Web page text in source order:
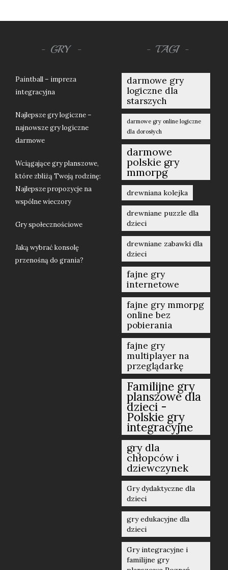
GRY
Paintball – impreza
integracyjna
Najlepsze gry logiczne –
najnowsze gry logiczne
darmowe
Wciągające gry planszowe,
które zbliżą Twoją rodzinę:
Najlepsze propozycje na
wspólne wieczory
Gry społecznościowe
Jaką wybrać konsolę
przenośną do grania?
TAGI
darmowe gry
logiczne dla
starszych
darmowe gry online logiczne
dla dorosłych
darmowe
polskie gry
mmorpg
drewniana kolejka
drewniane puzzle dla
dzieci
drewniane zabawki dla
dzieci
fajne gry
internetowe
fajne gry mmorpg
online bez
pobierania
fajne gry
multiplayer na
przeglądarkę
Familijne gry
planszowe dla
dzieci -
Polskie gry
integracyjne
gry dla
chłopców i
dziewczynek
Gry dydaktyczne dla
dzieci
gry edukacyjne dla
dzieci
Gry integracyjne i
familijne gry